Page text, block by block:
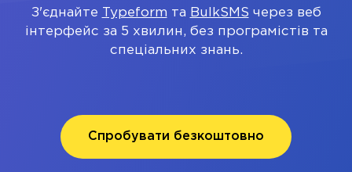
З'єднайте Typeform та BulkSMS через веб
інтерфейс за 5 хвилин, без програмістів та
спеціальних знань.
Спробувати безкоштовно